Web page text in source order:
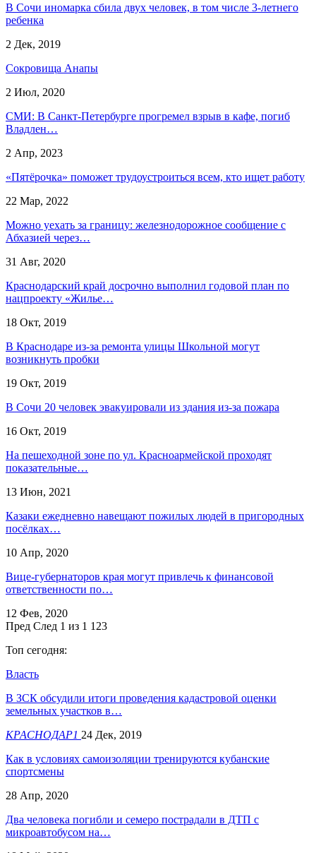
В Сочи иномарка сбила двух человек, в том числе 3-летнего
ребенка
2 Дек, 2019
Cокровища Анапы
2 Июл, 2020
СМИ: В Санкт-Петербурге прогремел взрыв в кафе, погиб
Владлен…
2 Апр, 2023
«Пятёрочка» поможет трудоустроиться всем, кто ищет работу
22 Мар, 2022
Можно уехать за границу: железнодорожное сообщение с
Абхазией через…
31 Авг, 2020
Краснодарский край досрочно выполнил годовой план по
нацпроекту «Жилье…
18 Окт, 2019
В Краснодаре из-за ремонта улицы Школьной могут
возникнуть пробки
19 Окт, 2019
В Сочи 20 человек эвакуировали из здания из-за пожара
16 Окт, 2019
На пешеходной зоне по ул. Красноармейской проходят
показательные…
13 Июн, 2021
Казаки ежедневно навещают пожилых людей в пригородных
посёлках…
10 Апр, 2020
Вице-губернаторов края могут привлечь к финансовой
ответственности по…
12 Фев, 2020
Пред След 1 из 1 123
Топ сегодня:
Власть
В ЗСК обсудили итоги проведения кадастровой оценки
земельных участков в…
КРАСНОДАР1 24 Дек, 2019
Как в условиях самоизоляции тренируются кубанские
спортсмены
28 Апр, 2020
Два человека погибли и семеро пострадали в ДТП с
микроавтобусом на…